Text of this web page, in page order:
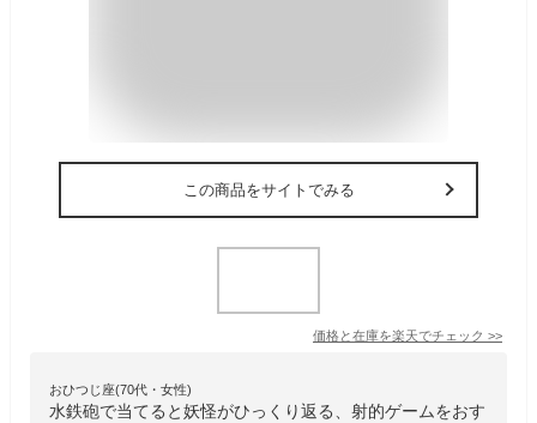
この商品をサイトでみる
価格と在庫を楽天でチェック >>
おひつじ座(70代・女性)
水鉄砲で当てると妖怪がひっくり返る、射的ゲームをおす